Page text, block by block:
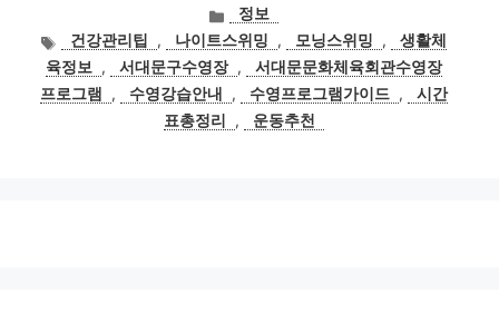
카
테
고
리
정보
태
그
건강관리팁 , 나이트스위밍 , 모닝스위밍 ,
생활체
육정보
, 서대문구수영장 ,
서대문문화체육회관수영장
프로그램
, 수영강습안내 , 수영프로그램가이드 ,
시간
표총정리
, 운동추천